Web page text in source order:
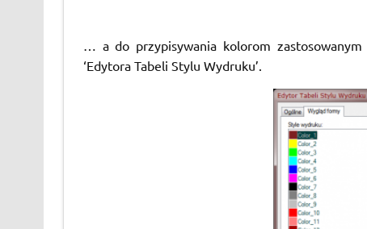
… a do przypisywania kolorom
‘Edytora Tabeli Stylu Wydruku’.